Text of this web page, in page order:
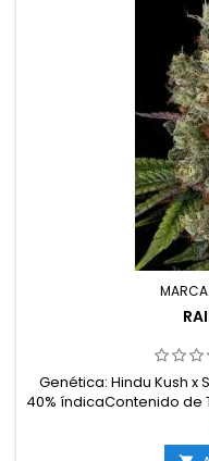
MARCA:
Genética: Hindu Kush x
40% índicaContenido de
10 semanas en
g/m²Producción en